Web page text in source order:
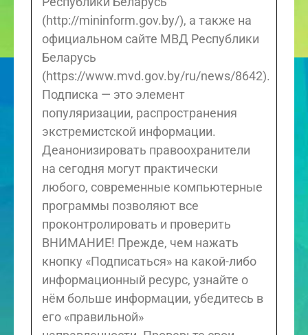
(http://mininform.gov.by/), а также на
официальном сайте МВД Республики
Беларусь
(https://www.mvd.gov.by/ru/news/8642).
Подписка — это элемент
популяризации, распространения
экстремистской информации.
Деанонизировать правоохранители
на сегодня могут практически
любого, современные компьютерные
программы позволяют все
проконтролировать и проверить
ВНИМАНИЕ! Прежде, чем нажать
кнопку «Подписаться» на какой-либо
информационный ресурс, узнайте о
нём больше информации, убедитесь в
его «правильной»